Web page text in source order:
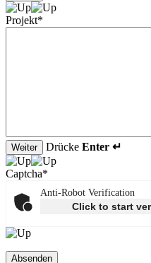
Projekt*
Weiter Drücke Enter ↵
Captcha*
Anti-Robot Verification
Click to start